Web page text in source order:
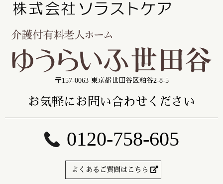
〒157-0063 東京都世田谷区粕谷2-8-5
お気軽にお問い合わせください
0120-758-605
よくあるご質問はこちら